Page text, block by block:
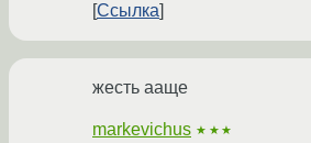
Ссылка
жесть ааще
markevichus ★★★